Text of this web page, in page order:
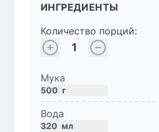
ИНГРЕДИЕНТЫ
Количество порций:
1
Мука
500 г
Вода
320 мл